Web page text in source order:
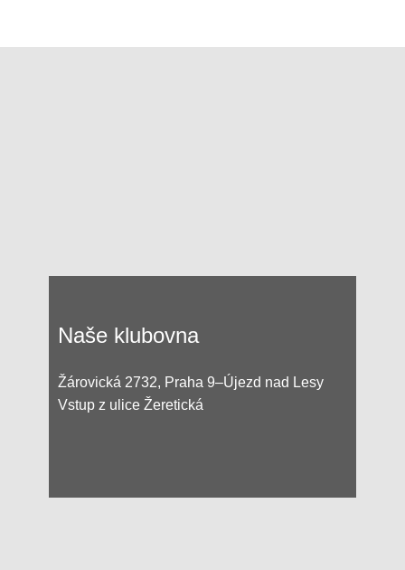
Naše klubovna
Žárovická 2732, Praha 9–Újezd nad Lesy
Vstup z ulice Žeretická